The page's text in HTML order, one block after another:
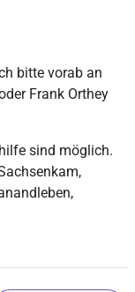
bitte vorab an
Frank Orthey
sind möglich.